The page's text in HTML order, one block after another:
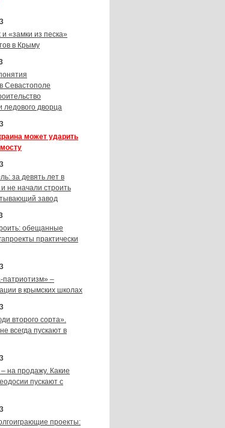
«замки из песка»
в Крыму
Севастополе
ледового дворца
может ударить
за девять лет в
не начали строить
завод
обещанные
практически
патриотизм» –
в крымских школах
второго сорта».
всегда пускают в
на продажу. Какие
пускают с
проекты: